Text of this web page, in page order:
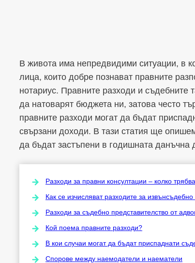
В живота има непредвидими ситуации, в
лица, които добре познават правните
нотариус. Правните разходи и съдебните
да натоварят бюджета ни, затова често
правните разходи могат да бъдат
свързани доходи. В тази статия ще
да бъдат застъпени в годишната данъчна
Разходи за правни консултации – колко
Как се изчисляват разходите за
Разходи за съдебно представителство от
Кой поема правните разходи?
В кои случаи могат да бъдат приспаднати
Спорове между наемодатели и наематели